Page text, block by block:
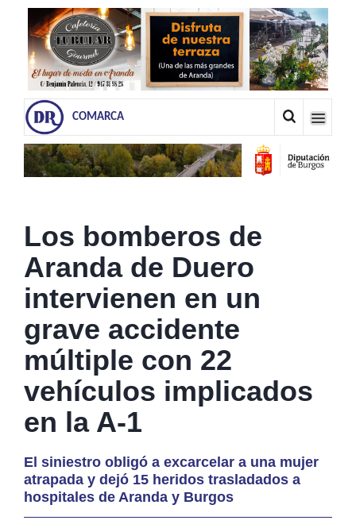
COMARCA
Los bomberos de
Aranda de Duero
intervienen en un
grave accidente
múltiple con 22
vehículos implicados
en la A-1
El siniestro obligó a excarcelar a una mujer
atrapada y dejó 15 heridos trasladados a
hospitales de Aranda y Burgos